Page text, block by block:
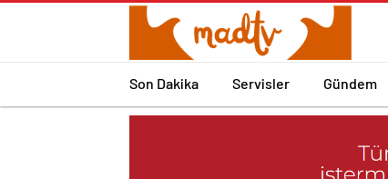
Son Dakika Servisler Gündem